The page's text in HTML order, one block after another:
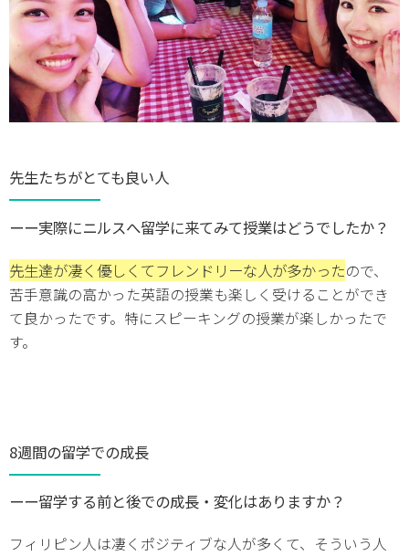
先生たちがとても良い人
ーー実際にニルスへ留学に来てみて授業はどうでしたか？
先生達が凄く優しくてフレンドリーな人が多かったので、
苦手意識の高かった英語の授業も楽しく受けることができ
て良かったです。特にスピーキングの授業が楽しかったで
す。
8週間の留学での成長
ーー留学する前と後での成長・変化はありますか？
フィリピン人は凄くポジティブな人が多くて、そういう人